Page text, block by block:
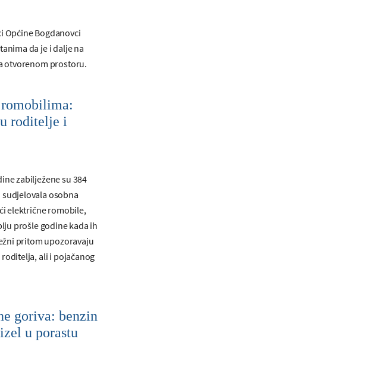
Općine Bogdanovci
da je i dalje na
otvorenom prostoru.
romobilima:
roditelje i
zabilježene su 384
osobna
električne romobile,
prošle godine kada ih
pritom upozoravaju
ali i pojačanog
goriva: benzin
u porastu